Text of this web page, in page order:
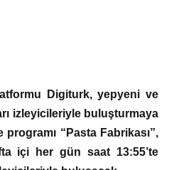
Digiturk, yepyeni ve
izleyicileriyle buluşturmaya
“Pasta Fabrikası”,
içi her gün saat 13:55’te